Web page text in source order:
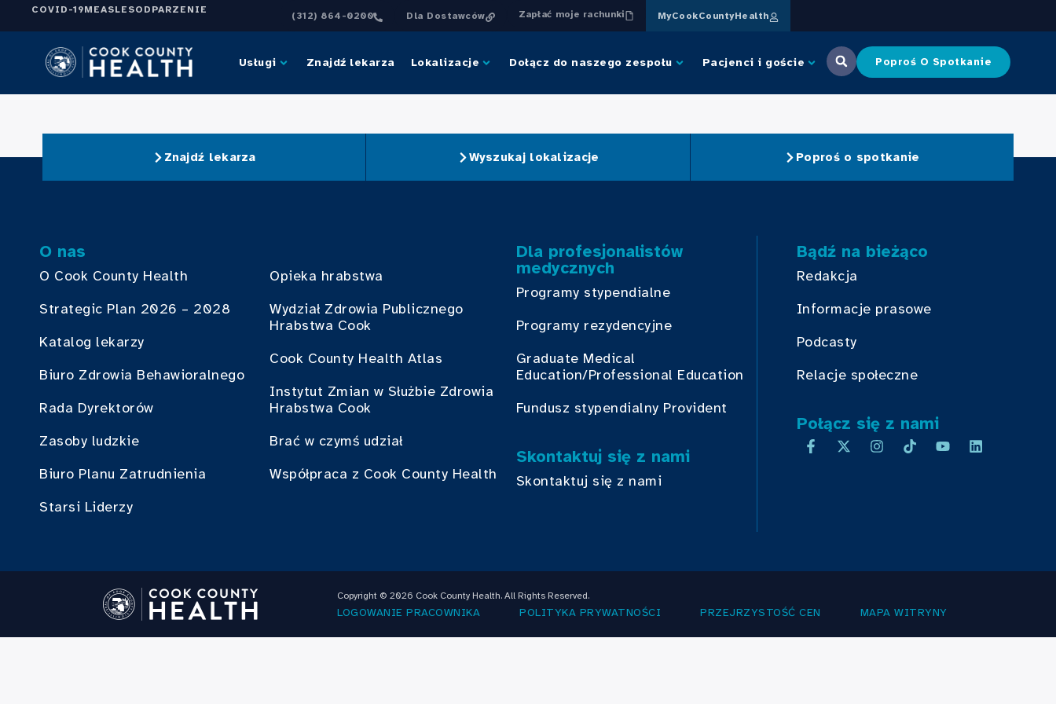
COVID-19MEASLESODPARZENIE
(312) 864-0200 Dla Dostawców Zapłać moje rachunki MyCookCountyHealth
Usługi Znajdź lekarza Lokalizacje Dołącz do naszego zespołu Pacjenci i goście Poproś O Spotkanie
Znajdź lekarza Wyszukaj lokalizacje Poproś o spotkanie
O nas
O Cook County Health
Strategic Plan 2026 – 2028
Katalog lekarzy
Biuro Zdrowia Behawioralnego
Rada Dyrektorów
Zasoby ludzkie
Biuro Planu Zatrudnienia
Starsi Liderzy
Opieka hrabstwa
Wydział Zdrowia Publicznego
Hrabstwa Cook
Cook County Health Atlas
Instytut Zmian w Służbie Zdrowia
Hrabstwa Cook
Brać w czymś udział
Współpraca z Cook County Health
Dla profesjonalistów
medycznych
Programy stypendialne
Programy rezydencyjne
Graduate Medical
Education/Professional Education
Fundusz stypendialny Provident
Skontaktuj się z nami
Skontaktuj się z nami
Bądź na bieżąco
Redakcja
Informacje prasowe
Podcasty
Relacje społeczne
Połącz się z nami
Copyright © 2026 Cook County Health. All Rights Reserved.
LOGOWANIE PRACOWNIKA POLITYKA PRYWATNOŚCI PRZEJRZYSTOŚĆ CEN MAPA WITRYNY